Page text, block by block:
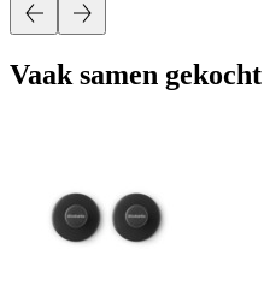
Vaak samen gekocht